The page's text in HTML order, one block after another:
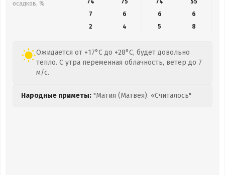
осадков, %
74
75 74 55
7
6 6
6
2
4 5 8
Ожидается от +17°C до +28°C, будет довольно
тепло. С утра переменная облачность, ветер до 7
м/с.
Народные приметы: "Матия (Матвея). «Считалось"